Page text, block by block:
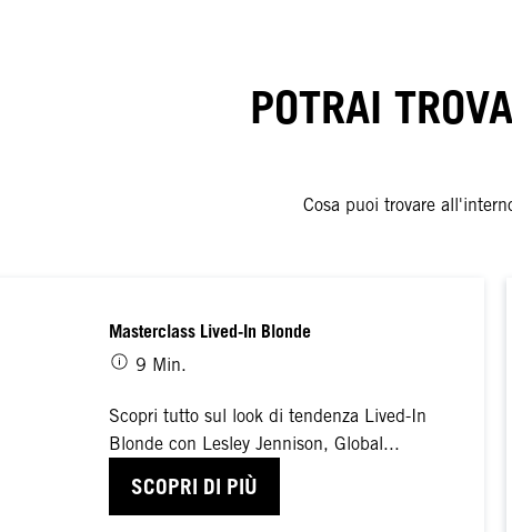
POTRAI
Cosa puoi trovare
Masterclass Lived-In Blonde
9 Min.
Scopri tutto sul look di tendenza Lived-In
Blonde con Lesley Jennison, Global...
SCOPRI DI PIÙ